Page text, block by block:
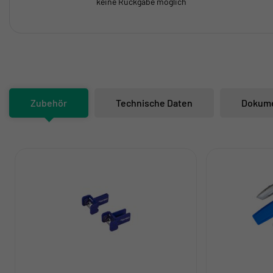
Zubehör Technische Daten